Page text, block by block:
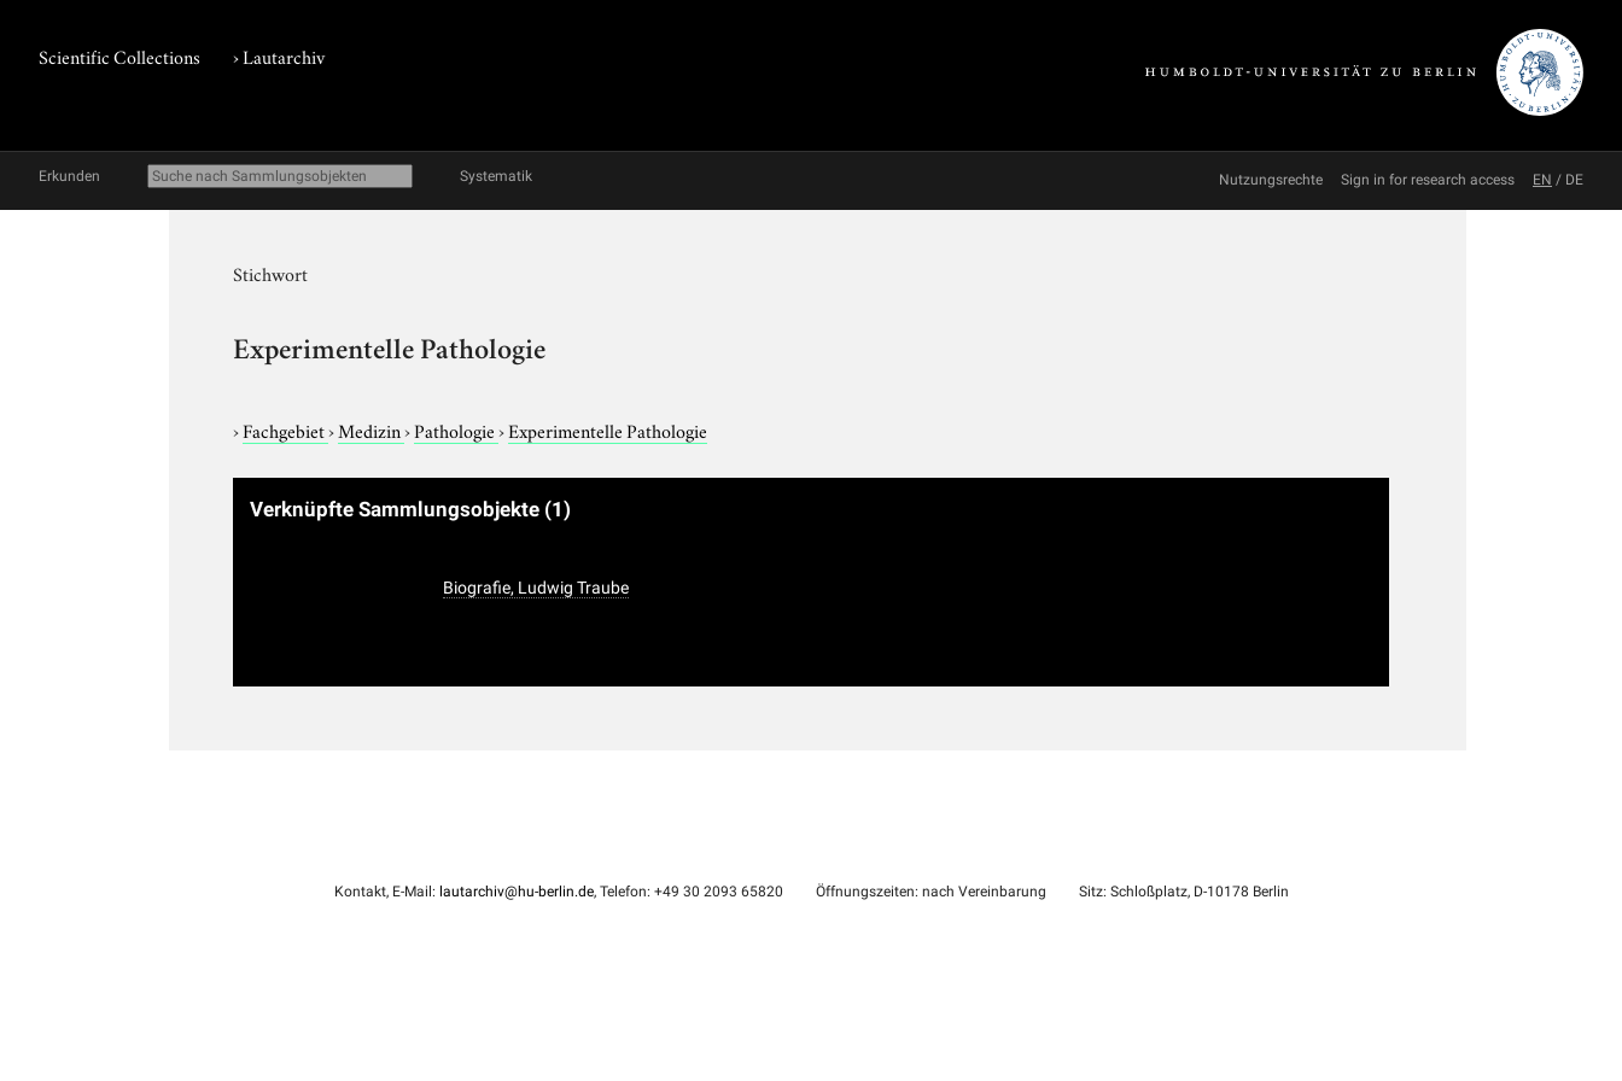
Scientific Collections ›Lautarchiv
Erkunden Systematik Nutzungsrechte Sign in for research access EN / DE
Stichwort
Experimentelle Pathologie
›Fachgebiet›Medizin›Pathologie›Experimentelle Pathologie
Verknüpfte Sammlungsobjekte (1)
Biografie, Ludwig Traube
Kontakt, E-Mail: lautarchiv@hu-berlin.de, Telefon: +49 30 2093 65820 Öffnungszeiten: nach Vereinbarung Sitz: Schloßplatz, D-10178 Berlin